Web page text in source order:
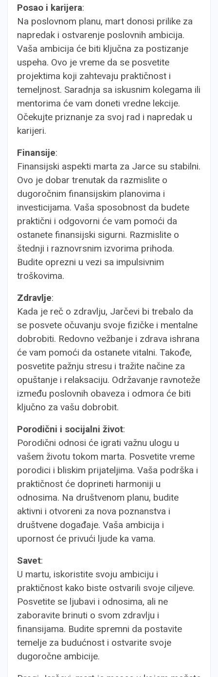
Posao i karijera:
Na poslovnom planu, mart donosi prilike za
napredak i ostvarenje poslovnih ambicija.
Vaša ambicija će biti ključna za postizanje
uspeha. Ovo je vreme da se posvetite
projektima koji zahtevaju praktičnost i
temeljnost. Saradnja sa iskusnim kolegama ili
mentorima će vam doneti vredne lekcije.
Očekujte priznanje za svoj rad i napredak u
karijeri.
Finansije:
Finansijski aspekti marta za Jarce su stabilni.
Ovo je dobar trenutak da razmislite o
dugoročnim finansijskim planovima i
investicijama. Vaša sposobnost da budete
praktični i odgovorni će vam pomoći da
ostanete finansijski sigurni. Razmislite o
štednji i raznovrsnim izvorima prihoda.
Budite oprezni u vezi sa impulsivnim
troškovima.
Zdravlje:
Kada je reč o zdravlju, Jarčevi bi trebalo da
se posvete očuvanju svoje fizičke i mentalne
dobrobiti. Redovno vežbanje i zdrava ishrana
će vam pomoći da ostanete vitalni. Takođe,
posvetite pažnju stresu i tražite načine za
opuštanje i relaksaciju. Održavanje ravnoteže
između poslovnih obaveza i odmora će biti
ključno za vašu dobrobit.
Porodični i socijalni život:
Porodični odnosi će igrati važnu ulogu u
vašem životu tokom marta. Posvetite vreme
porodici i bliskim prijateljima. Vaša podrška i
praktičnost će doprineti harmoniji u
odnosima. Na društvenom planu, budite
aktivni i otvoreni za nova poznanstva i
društvene događaje. Vaša ambicija i
upornost će privući ljude ka vama.
Savet:
U martu, iskoristite svoju ambiciju i
praktičnost kako biste ostvarili svoje ciljeve.
Posvetite se ljubavi i odnosima, ali ne
zaboravite brinuti o svom zdravlju i
finansijama. Budite spremni da postavite
temelje za budućnost i ostvarite svoje
dugoročne ambicije.